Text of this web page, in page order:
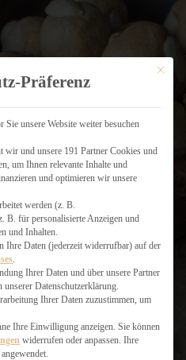
Mit
Präferenz
unsere Website weiter besuchen
und unsere 191 Partner Cookies und
um Ihnen relevante Inhalte und
und optimieren wir unsere
werden (z. B.
B. für personalisierte Anzeigen und
und Inhalten.
Ihre Daten (jederzeit widerrufbar) auf der
Ihrer Daten und über unsere Partner
unserer Datenschutzerklärung.
Ihrer Daten zuzustimmen, um
Ihre Einwilligung anzeigen. Sie können
widerrufen oder anpassen. Ihre